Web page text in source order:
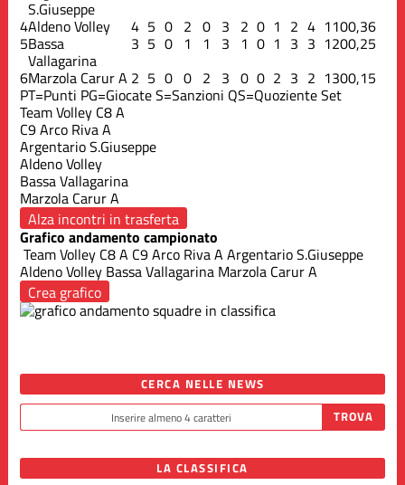
S.Giuseppe
4Aldeno Volley 4 5 0 2 0 3 2 0 1 2 4 1100,36
5Bassa
Vallagarina
3 5 0 1 1 3 1 0 1 3 3 1200,25
6Marzola Carur A 2 5 0 0 2 3 0 0 2 3 2 1300,15
PT=Punti PG=GiocateS=Sanzioni QS=Quoziente Set
Team Volley C8 A
C9 Arco Riva A
Argentario S.Giuseppe
Aldeno Volley
Bassa Vallagarina
Marzola Carur A
Alza incontri in trasferta
Grafico andamento campionato
Team Volley C8 A C9 Arco Riva A Argentario S.Giuseppe
Aldeno Volley Bassa Vallagarina Marzola Carur A
Crea grafico
CERCA NELLE NEWS
LA CLASSIFICA